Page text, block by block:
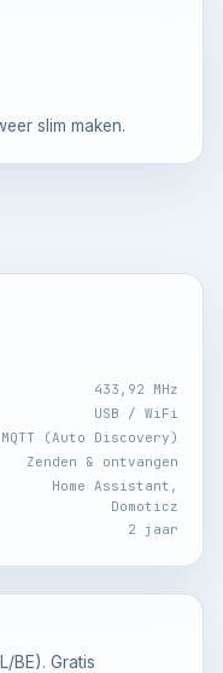
slim maken.
433,92 MHz
USB / WiFi
MQTT (Auto Discovery)
Zenden & ontvangen
Home Assistant,
Domoticz
2 jaar
BE). Gratis